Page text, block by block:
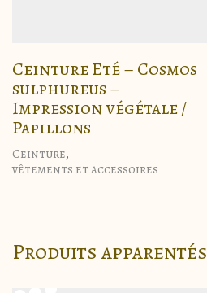
Ceinture Eté – Cosmos
sulphureus –
Impression végétale /
Papillons
Ceinture,
vêtements et accessoires
Produits apparentés